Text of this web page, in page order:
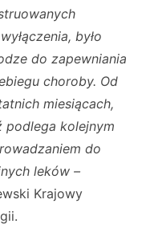
było
do zapewniania
choroby. Od
miesiącach,
podlega kolejnym
do
leków –
Krajowy